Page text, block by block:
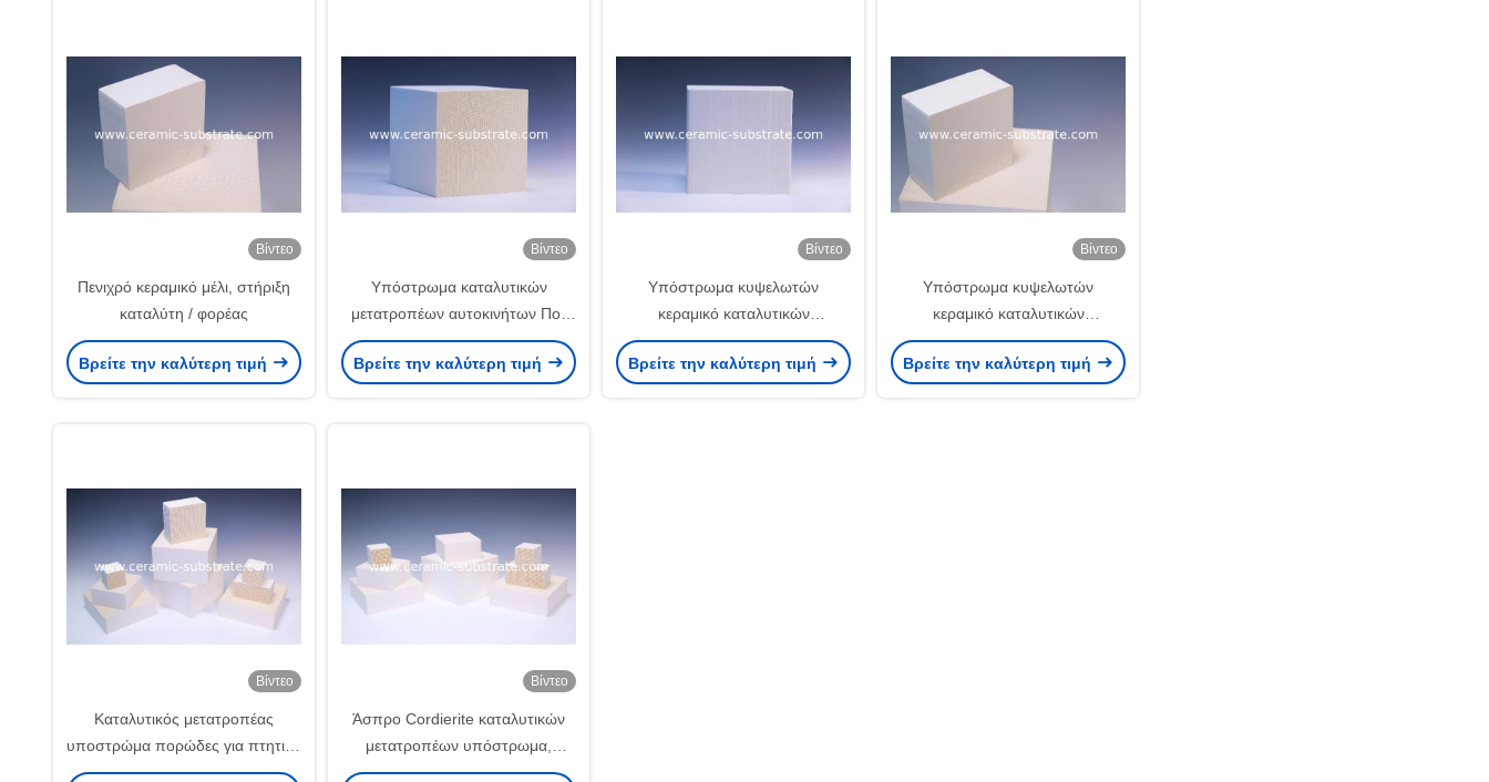
Βίντεο
Πενιχρό κεραμικό μέλι, στήριξη
καταλύτη / φορέας
Βρείτε την καλύτερη τιμή
Βίντεο
Υπόστρωμα καταλυτικών
μετατροπέων αυτοκινήτων Ποε
για τον εξαγνιστή αερίου
εξάτμισης
Βρείτε την καλύτερη τιμή
Βίντεο
Υπόστρωμα κυψελωτών
κεραμικό καταλυτικών
μετατροπέων για το αυτοκίνητο
Βρείτε την καλύτερη τιμή
Βίντεο
Υπόστρωμα κυψελωτών
κεραμικό καταλυτικών
μετατροπέων Ποε για το
αυτοκίνητο
Βρείτε την καλύτερη τιμή
Βίντεο
Καταλυτικός μετατροπέας
υποστρώμα πορώδες για πτητική
οργανική ένωση
Βίντεο
Άσπρο Cordierite καταλυτικών
μετατροπέων υπόστρωμα,
άσπρη κεραμική συνήθειας